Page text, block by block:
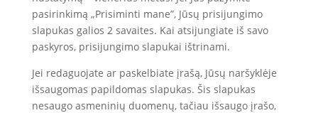
pasirinkimą „Prisiminti mane”, Jūsų prisijungimo
slapukas galios 2 savaites. Kai atsijungiate iš savo
paskyros, prisijungimo slapukai ištrinami.
Jei redaguojate ar paskelbiate įrašą, Jūsų naršyklėje
išsaugomas papildomas slapukas. Šis slapukas
nesaugo asmeninių duomenų, tačiau išsaugo įrašo,